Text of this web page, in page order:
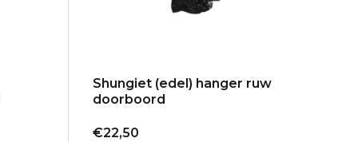
Shungiet (edel) hanger ruw
doorboord
€22,50